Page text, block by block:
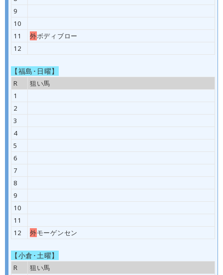
9
10
11
外ボディブロー
12
【福島･日曜】
R
狙い馬
1
2
3
4
5
6
7
8
9
10
11
12
外モーゲンセン
【小倉･土曜】
R
狙い馬